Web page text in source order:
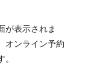
が表示されま
オンライン予約